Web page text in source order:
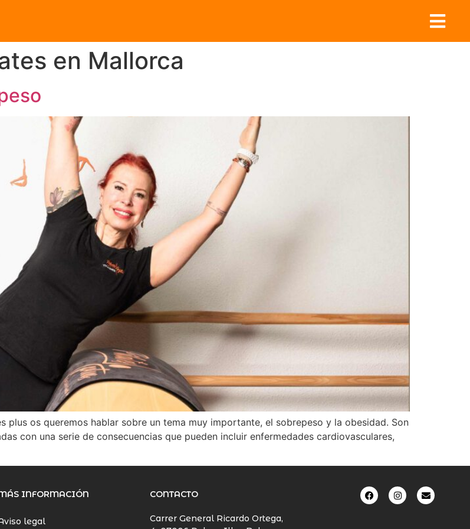
en Mallorca
plus os queremos hablar sobre un tema muy importante, el sobrepeso y la obesidad. Son
con una serie de consecuencias que pueden incluir enfermedades cardiovasculares,
INFORMACIÓN
legal
CONTACTO
Carrer General Ricardo Ortega,